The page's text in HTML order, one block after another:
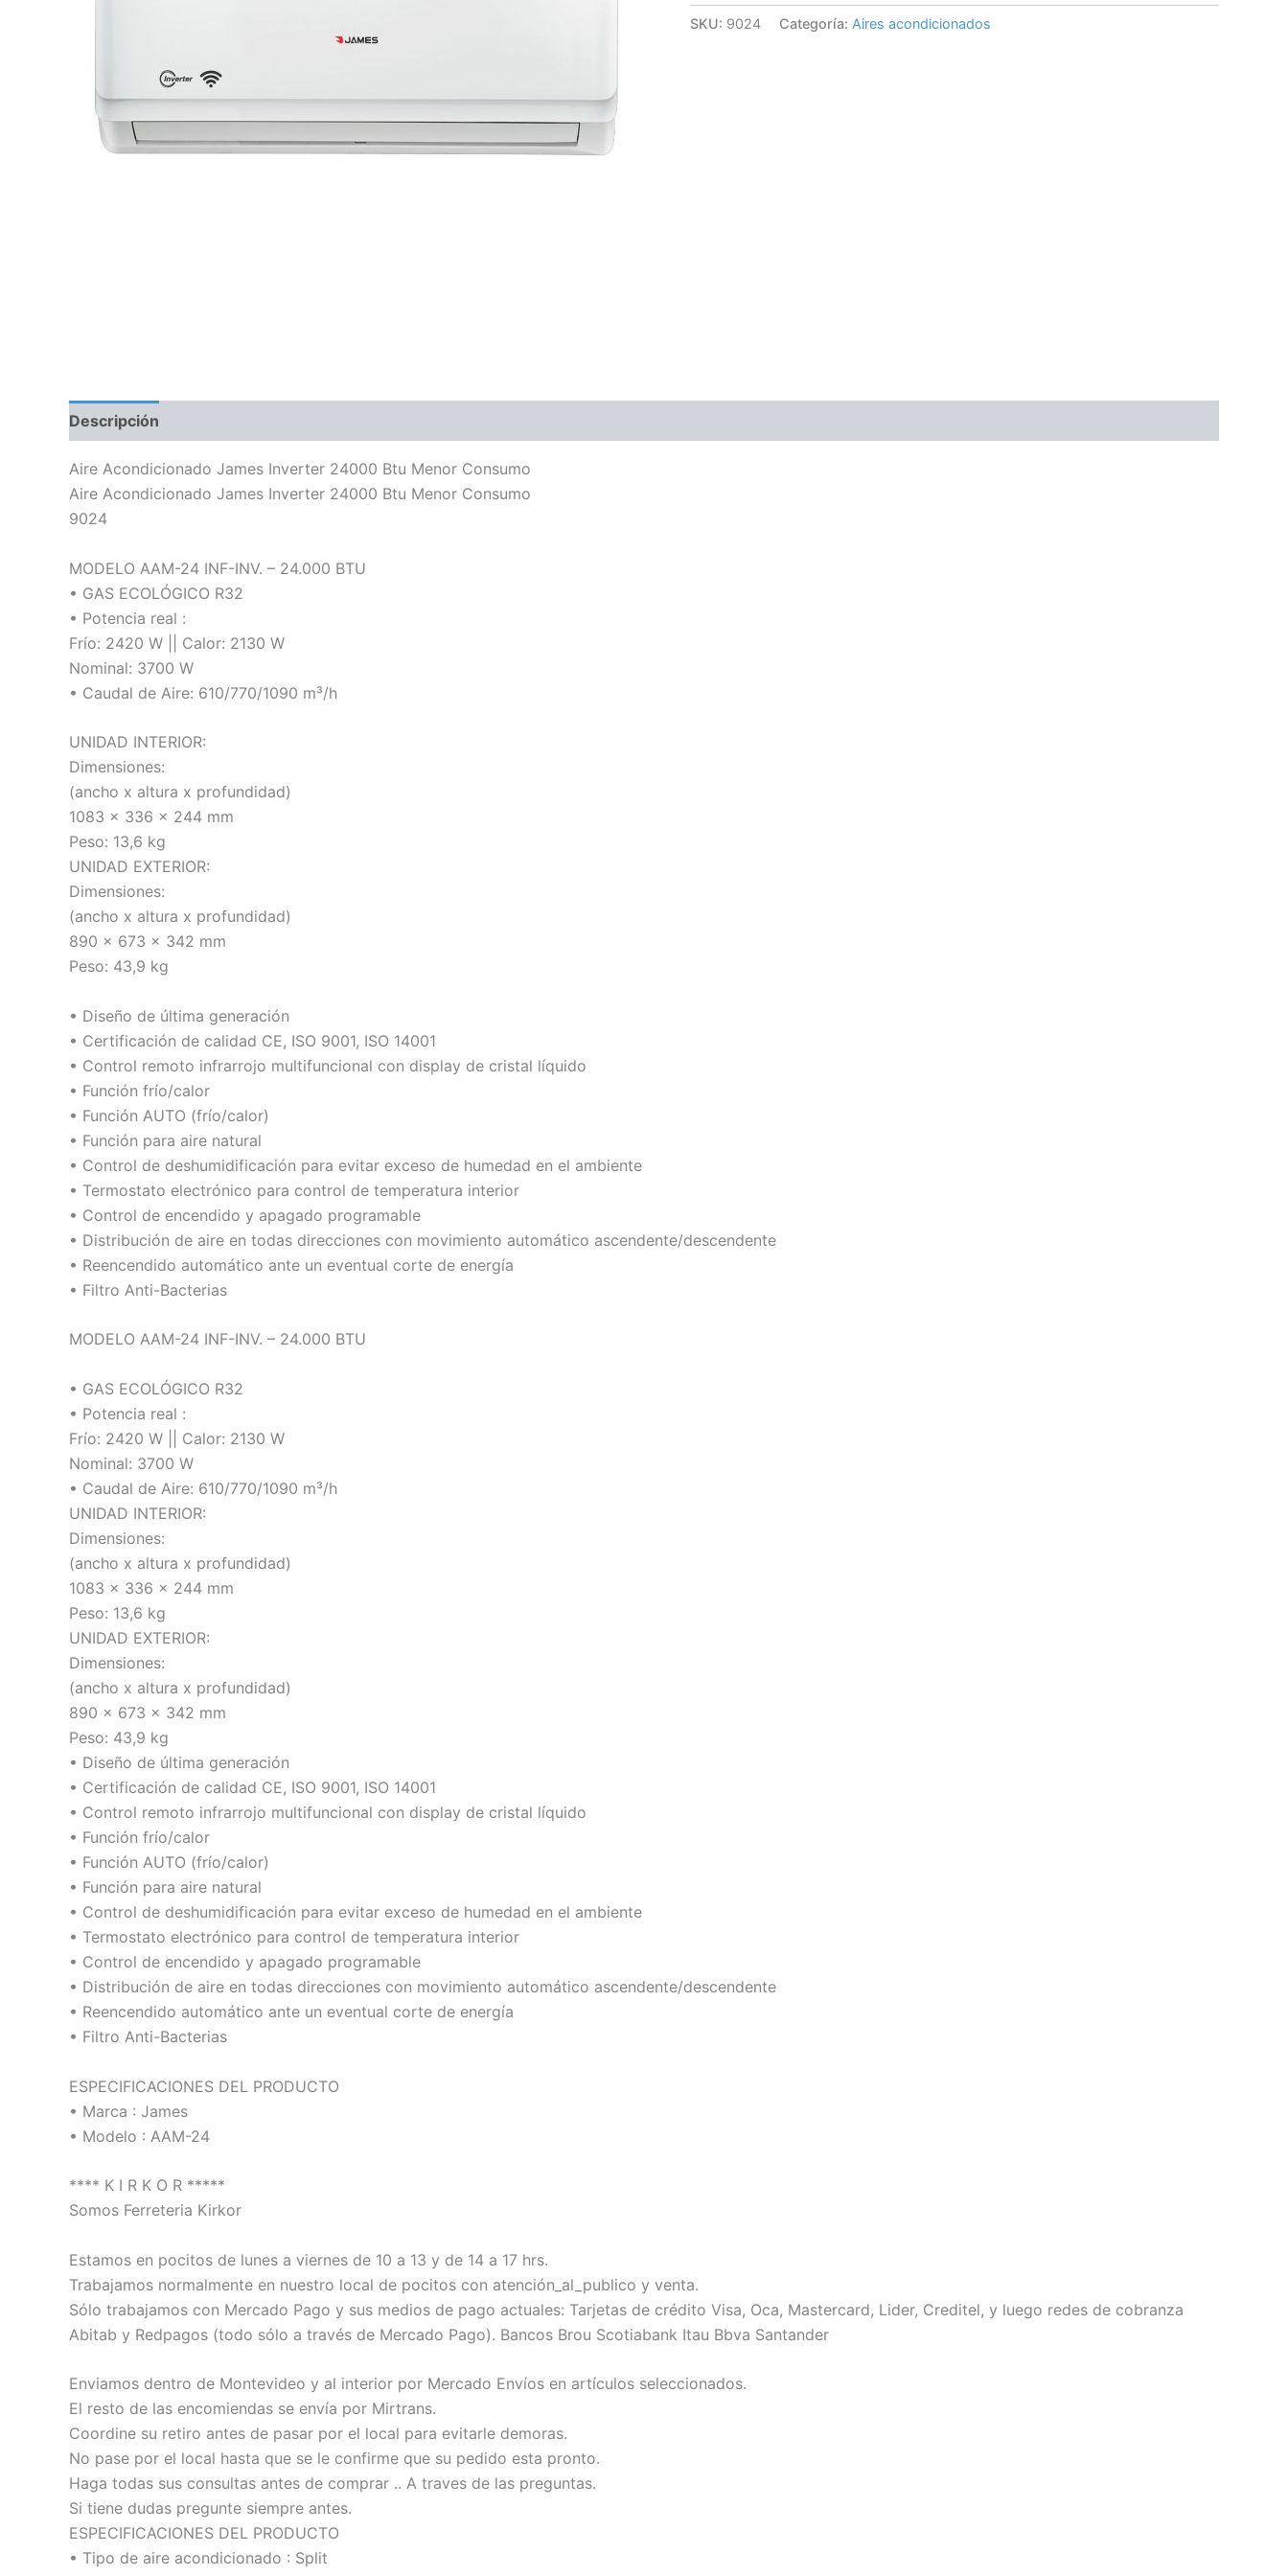
SKU: 9024 Categoría: Aires acondicionados
Descripción
Aire Acondicionado James Inverter 24000 Btu Menor Consumo
Aire Acondicionado James Inverter 24000 Btu Menor Consumo
9024
MODELO AAM-24 INF-INV. – 24.000 BTU
• GAS ECOLÓGICO R32
• Potencia real :
Frío: 2420 W || Calor: 2130 W
Nominal: 3700 W
• Caudal de Aire: 610/770/1090 m³/h
UNIDAD INTERIOR:
Dimensiones:
(ancho x altura x profundidad)
1083 x 336 x 244 mm
Peso: 13,6 kg
UNIDAD EXTERIOR:
Dimensiones:
(ancho x altura x profundidad)
890 x 673 x 342 mm
Peso: 43,9 kg
• Diseño de última generación
• Certificación de calidad CE, ISO 9001, ISO 14001
• Control remoto infrarrojo multifuncional con display de cristal líquido
• Función frío/calor
• Función AUTO (frío/calor)
• Función para aire natural
• Control de deshumidificación para evitar exceso de humedad en el ambiente
• Termostato electrónico para control de temperatura interior
• Control de encendido y apagado programable
• Distribución de aire en todas direcciones con movimiento automático ascendente/descendente
• Reencendido automático ante un eventual corte de energía
• Filtro Anti-Bacterias
MODELO AAM-24 INF-INV. – 24.000 BTU
• GAS ECOLÓGICO R32
• Potencia real :
Frío: 2420 W || Calor: 2130 W
Nominal: 3700 W
• Caudal de Aire: 610/770/1090 m³/h
UNIDAD INTERIOR:
Dimensiones:
(ancho x altura x profundidad)
1083 x 336 x 244 mm
Peso: 13,6 kg
UNIDAD EXTERIOR:
Dimensiones:
(ancho x altura x profundidad)
890 x 673 x 342 mm
Peso: 43,9 kg
• Diseño de última generación
• Certificación de calidad CE, ISO 9001, ISO 14001
• Control remoto infrarrojo multifuncional con display de cristal líquido
• Función frío/calor
• Función AUTO (frío/calor)
• Función para aire natural
• Control de deshumidificación para evitar exceso de humedad en el ambiente
• Termostato electrónico para control de temperatura interior
• Control de encendido y apagado programable
• Distribución de aire en todas direcciones con movimiento automático ascendente/descendente
• Reencendido automático ante un eventual corte de energía
• Filtro Anti-Bacterias
ESPECIFICACIONES DEL PRODUCTO
• Marca : James
• Modelo : AAM-24
**** K I R K O R *****
Somos Ferreteria Kirkor
Estamos en pocitos de lunes a viernes de 10 a 13 y de 14 a 17 hrs.
Trabajamos normalmente en nuestro local de pocitos con atención_al_publico y venta.
Sólo trabajamos con Mercado Pago y sus medios de pago actuales: Tarjetas de crédito Visa, Oca, Mastercard, Lider, Creditel, y luego redes de cobranza
Abitab y Redpagos (todo sólo a través de Mercado Pago). Bancos Brou Scotiabank Itau Bbva Santander
Enviamos dentro de Montevideo y al interior por Mercado Envíos en artículos seleccionados.
El resto de las encomiendas se envía por Mirtrans.
Coordine su retiro antes de pasar por el local para evitarle demoras.
No pase por el local hasta que se le confirme que su pedido esta pronto.
Haga todas sus consultas antes de comprar .. A traves de las preguntas.
Si tiene dudas pregunte siempre antes.
ESPECIFICACIONES DEL PRODUCTO
• Tipo de aire acondicionado : Split